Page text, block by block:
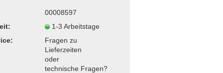
00008597
1-3 Arbeitstage
Fragen zu
Lieferzeiten
oder
technische Fragen?